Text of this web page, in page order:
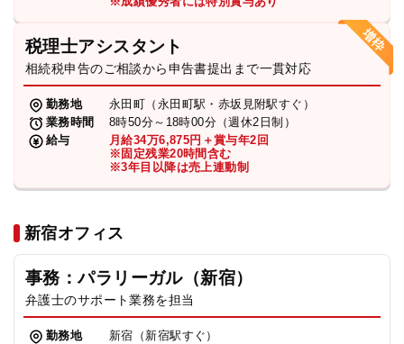
税理士アシスタント
相続税申告のご相談から申告書提出まで一貫対応
勤務地
永田町（永田町駅・赤坂見附駅すぐ）
業務時間
8時50分～18時00分（週休2日制）
給与
月給34万6,875円＋賞与年2回
※固定残業20時間含む
※3年目以降は売上連動制
新宿オフィス
事務：パラリーガル（新宿）
弁護士のサポート業務を担当
勤務地
新宿（新宿駅すぐ）
プライバシーポリシー
TikTok受賞 定義集 動画集